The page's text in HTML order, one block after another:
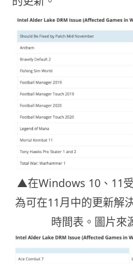
▲在Windows 10、11
為可在11月中的更新解
時間表。圖片來